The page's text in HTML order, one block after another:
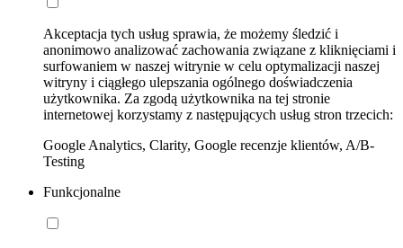
Akceptacja tych usług sprawia, że możemy śledzić i
anonimowo analizować zachowania związane z kliknięciami i
surfowaniem w naszej witrynie w celu optymalizacji naszej
witryny i ciągłego ulepszania ogólnego doświadczenia
użytkownika. Za zgodą użytkownika na tej stronie
internetowej korzystamy z następujących usług stron trzecich:
Google Analytics, Clarity, Google recenzje klientów, A/B-
Testing
Funkcjonalne